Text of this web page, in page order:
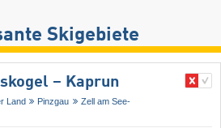
Skigebiete
– Kaprun
Land Pinzgau
Zell am See-